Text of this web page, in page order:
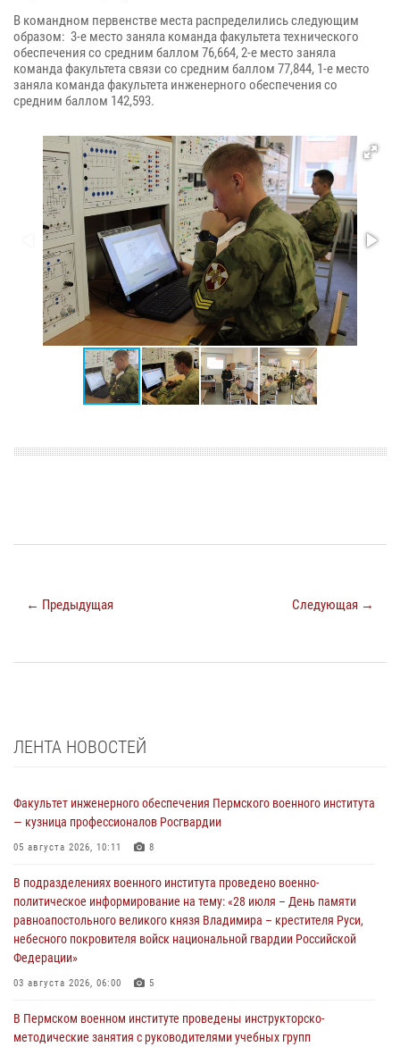
В командном первенстве места распределились следующим
образом: 3-е место заняла команда факультета технического
обеспечения со средним баллом 76,664, 2-е место заняла
команда факультета связи со средним баллом 77,844, 1-е место
заняла команда факультета инженерного обеспечения со
средним баллом 142,593.
← Предыдущая Следующая →
ЛЕНТА НОВОСТЕЙ
Факультет инженерного обеспечения Пермского военного института
— кузница профессионалов Росгвардии
05 августа 2026, 10:11 8
В подразделениях военного института проведено военно-
политическое информирование на тему: «28 июля – День памяти
равноапостольного великого князя Владимира – крестителя Руси,
небесного покровителя войск национальной гвардии Российской
Федерации»
03 августа 2026, 06:00 5
В Пермском военном институте проведены инструкторско-
методические занятия с руководителями учебных групп